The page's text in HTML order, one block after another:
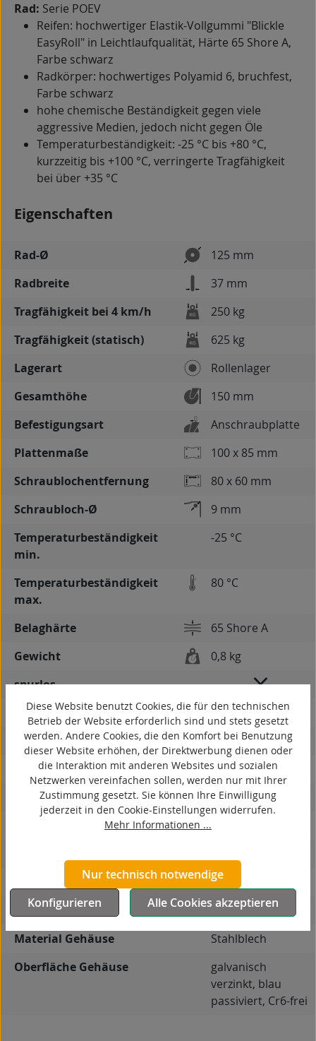
Rad: Serie POEV
Reifen: hochwertiger Elastik-Vollgummi "Blickle
EasyRoll" in Leichtlaufqualität, Härte 65 Shore A,
Farbe schwarz
Radkörper: hochwertiges Polyamid 6, bruchfest,
Farbe schwarz
hohe chemische Beständigkeit gegen viele
aggressive Medien, jedoch nicht gegen Öle
Temperaturbeständigkeit: -25 °C bis +80 °C,
kurzzeitig bis +100 °C, verringerte Tragfähigkeit
bei über +35 °C
Eigenschaften
Rad-Ø
125 mm
Radbreite
37 mm
Tragfähigkeit bei 4 km/h
250 kg
Tragfähigkeit (statisch)
625 kg
Lagerart
Rollenlager
Gesamthöhe
150 mm
Befestigungsart
Anschraubplatte
Plattenmaße
100 x 85 mm
Schraublochentfernung
80 x 60 mm
Schraubloch-Ø
9 mm
Temperaturbeständigkeit
min.
-25 °C
Temperaturbeständigkeit
max.
80 °C
Belaghärte
65 Shore A
Gewicht
0,8 kg
spurlos
kontaktverfärbungsfrei
antistatisch
elektrisch leitfähig
korrosionsbeständig
autoklaventauglich
Produkttyp
Bockrolle
Material Gehäuse
Stahlblech
Oberfläche Gehäuse
galvanisch
verzinkt, blau
passiviert, Cr6-frei
Diese Website benutzt Cookies, die für den technischen
Betrieb der Website erforderlich sind und stets gesetzt
werden. Andere Cookies, die den Komfort bei Benutzung
dieser Website erhöhen, der Direktwerbung dienen oder
die Interaktion mit anderen Websites und sozialen
Netzwerken vereinfachen sollen, werden nur mit Ihrer
Zustimmung gesetzt. Sie können Ihre Einwilligung
jederzeit in den Cookie-Einstellungen widerrufen.
Mehr Informationen ...
Nur technisch notwendige
Konfigurieren
Alle Cookies akzeptieren